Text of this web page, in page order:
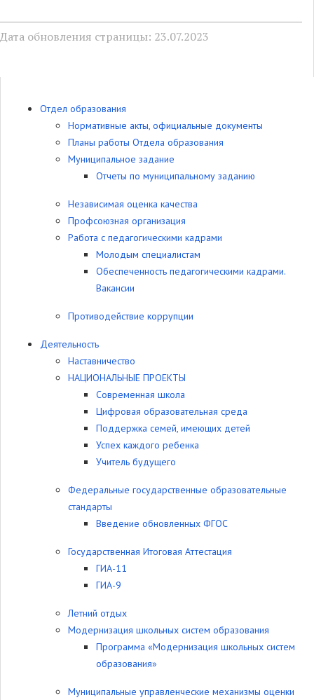
Дата обновления страницы: 23.07.2023
Отдел образования
Нормативные акты, официальные документы
Планы работы Отдела образования
Муниципальное задание
Отчеты по муниципальному заданию
Независимая оценка качества
Профсоюзная организация
Работа с педагогическими кадрами
Молодым специалистам
Обеспеченность педагогическими кадрами.
Вакансии
Противодействие коррупции
Деятельность
Наставничество
НАЦИОНАЛЬНЫЕ ПРОЕКТЫ
Современная школа
Цифровая образовательная среда
Поддержка семей, имеющих детей
Успех каждого ребенка
Учитель будущего
Федеральные государственные образовательные
стандарты
Введение обновленных ФГОС
Государственная Итоговая Аттестация
ГИА-11
ГИА-9
Летний отдых
Модернизация школьных систем образования
Программа «Модернизация школьных систем
образования»
Муниципальные управленческие механизмы оценки